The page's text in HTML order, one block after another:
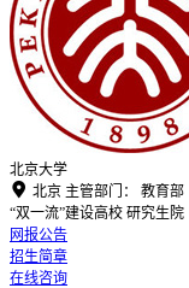
北京大学
 北京 主管部门：
教育部
“双一流”建设高校 研究生院
网报公告
招生简章
在线咨询